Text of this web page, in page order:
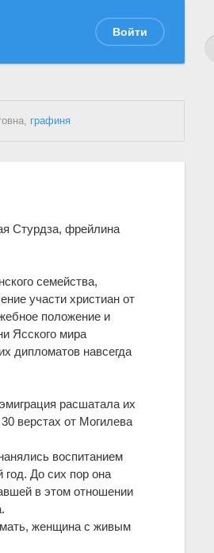
Войти
графиня
Стурдза, фрейлина
семейства,
участи христиан от
положение и
Ясского мира
дипломатов навсегда
расшатала их
верстах от Могилева
воспитанием
год. До сих пор она
в этом отношении
женщина с живым